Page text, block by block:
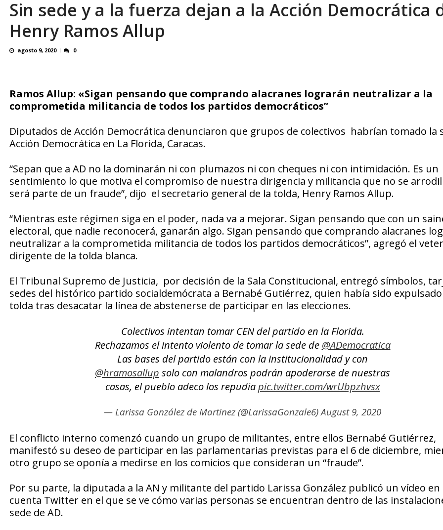
Sin sede y a la fuerza dejan a la Acción Democrática
Henry Ramos Allup
agosto 9, 2020 0
Ramos Allup: «Sigan pensando que comprando alacranes lograrán neutralizar a la
comprometida militancia de todos los partidos democráticos”
Diputados de Acción Democrática denunciaron que grupos de colectivos habrían tomado la
Acción Democrática en La Florida, Caracas.
“Sepan que a AD no la dominarán ni con plumazos ni con cheques ni con intimidación. Es un
sentimiento lo que motiva el compromiso de nuestra dirigencia y militancia que no se
será parte de un fraude”, dijo el secretario general de la tolda, Henry Ramos Allup.
“Mientras este régimen siga en el poder, nada va a mejorar. Sigan pensando que con un
electoral, que nadie reconocerá, ganarán algo. Sigan pensando que comprando alacranes
neutralizar a la comprometida militancia de todos los partidos democráticos”, agregó el
dirigente de la tolda blanca.
El Tribunal Supremo de Justicia, por decisión de la Sala Constitucional, entregó símbolos,
sedes del histórico partido socialdemócrata a Bernabé Gutiérrez, quien había sido expulsado
tolda tras desacatar la línea de abstenerse de participar en las elecciones.
Colectivos intentan tomar CEN del partido en la Florida.
Rechazamos el intento violento de tomar la sede de @ADemocratica
Las bases del partido están con la institucionalidad y con
@hramosallup solo con malandros podrán apoderarse de nuestras
casas, el pueblo adeco los repudiapic.twitter.com/wrUbpzhvsx
— Larissa González de Martinez (@LarissaGonzale6)August 9, 2020
El conflicto interno comenzó cuando un grupo de militantes, entre ellos Bernabé Gutiérrez,
manifestó su deseo de participar en las parlamentarias previstas para el 6 de diciembre,
otro grupo se oponía a medirse en los comicios que consideran un “fraude”.
Por su parte, la diputada a la AN y militante del partido Larissa González publicó un vídeo en
cuenta Twitter en el que se ve cómo varias personas se encuentran dentro de las
sede de AD.